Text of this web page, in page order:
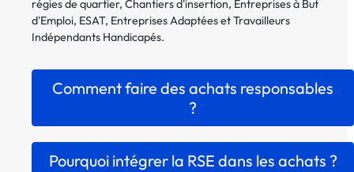
régies de quartier, Chantiers d'insertion, Entreprises à But
d'Emploi, ESAT, Entreprises Adaptées et Travailleurs
Indépendants Handicapés.
Comment faire des achats responsables
?
Pourquoi intégrer la RSE dans les achats ?